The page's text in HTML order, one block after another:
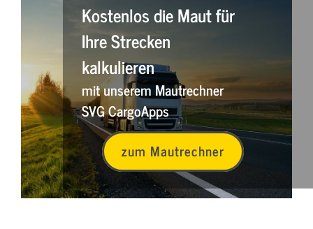
Kostenlos die Maut für
Ihre Strecken
kalkulieren
mit unserem Mautrechner
SVG CargoApps
zum Mautrechner